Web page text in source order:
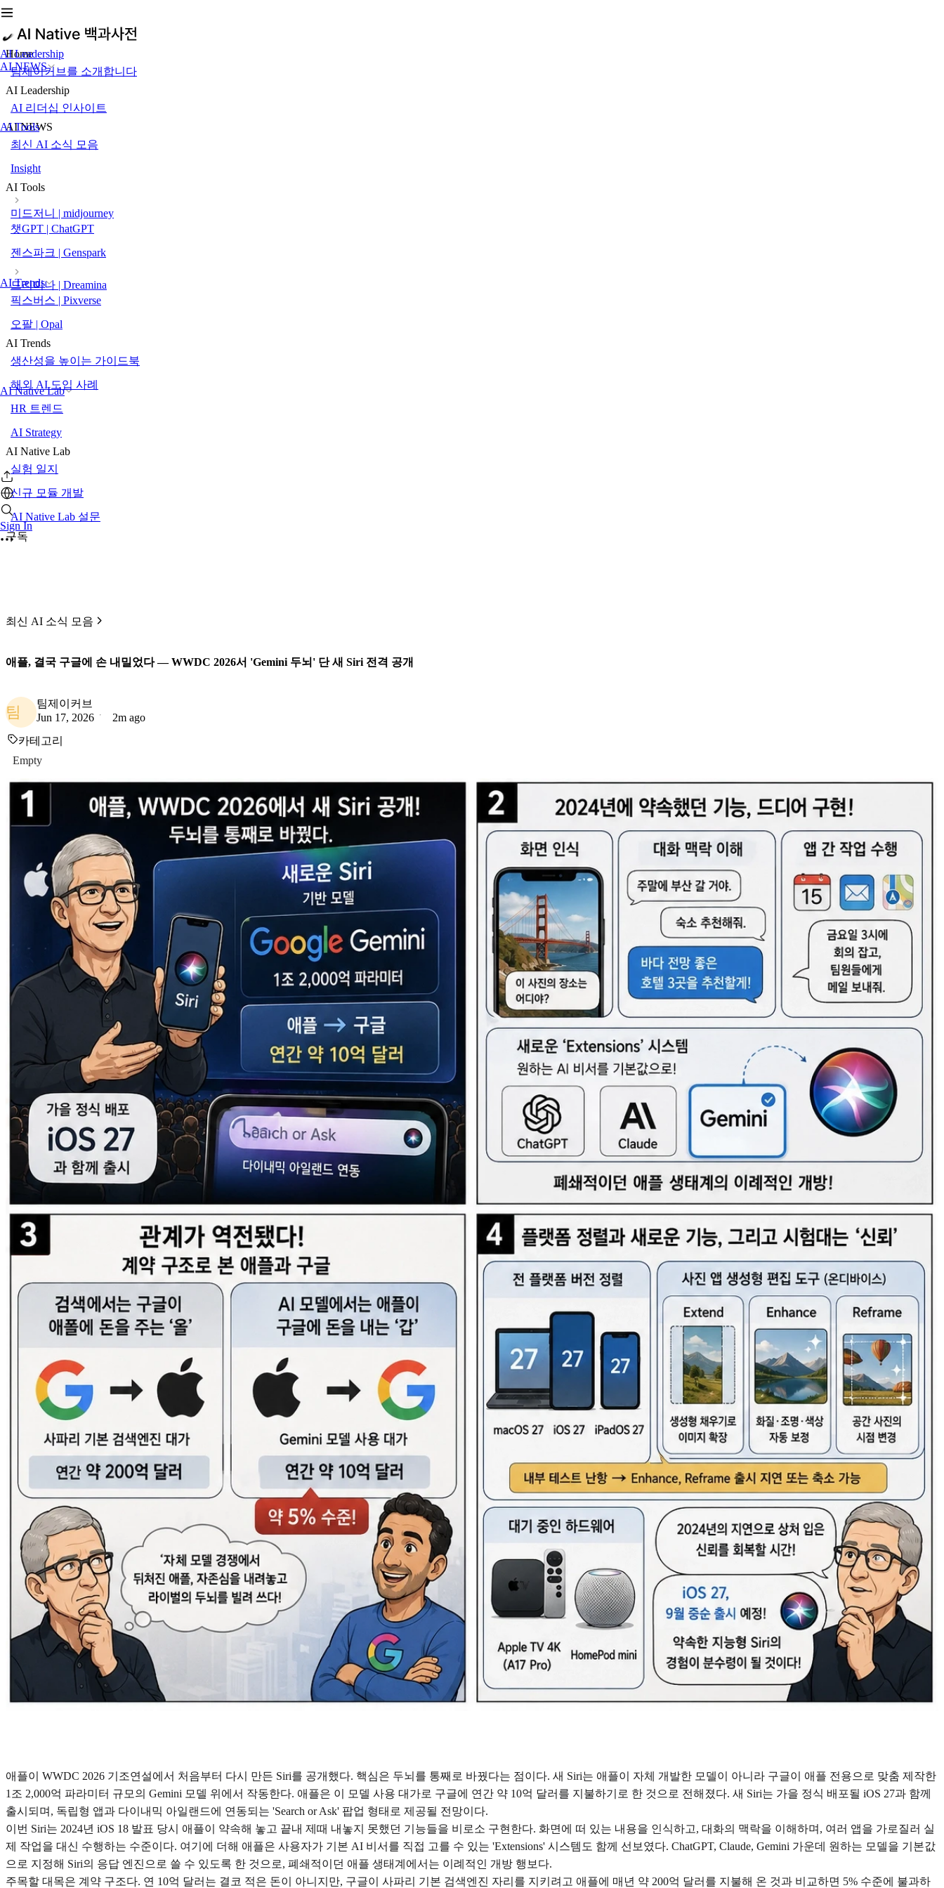
AI Leadership
AI NEWS
AI Tools
AI Trends
AI Native Lab
Sign In
Home
팀제이커브를 소개합니다
AI Leadership
AI 리더십 인사이트
AI NEWS
최신 AI 소식 모음
Insight
AI Tools
미드저니 | midjourney
챗GPT | ChatGPT
젠스파크 | Genspark
드리미나 | Dreamina
픽스버스 | Pixverse
오팔 | Opal
AI Trends
생산성을 높이는 가이드북
해외 AI 도입 사례
HR 트렌드
AI Strategy
AI Native Lab
실험 일지
신규 모듈 개발
AI Native Lab 설문
구독
최신 AI 소식 모음
애플, 결국 구글에 손 내밀었다 — WWDC 2026서 'Gemini 두뇌' 단 새 Siri 전격 공개
팀
팀제이커브
Jun 17, 2026
2m ago
카테고리
Empty
애플이 WWDC 2026 기조연설에서 처음부터 다시 만든 Siri를 공개했다. 핵심은 두뇌를 통째로 바꿨다는 점이다. 새 Siri는 애플이 자체 개발한 모델이 아니라 구글이 애플 전용으로 맞춤 제작한
1조 2,000억 파라미터 규모의 Gemini 모델 위에서 작동한다. 애플은 이 모델 사용 대가로 구글에 연간 약 10억 달러를 지불하기로 한 것으로 전해졌다. 새 Siri는 가을 정식 배포될 iOS 27과 함께
출시되며, 독립형 앱과 다이내믹 아일랜드에 연동되는 'Search or Ask' 팝업 형태로 제공될 전망이다.
이번 Siri는 2024년 iOS 18 발표 당시 애플이 약속해 놓고 끝내 제때 내놓지 못했던 기능들을 비로소 구현한다. 화면에 떠 있는 내용을 인식하고, 대화의 맥락을 이해하며, 여러 앱을 가로질러 실
제 작업을 대신 수행하는 수준이다. 여기에 더해 애플은 사용자가 기본 AI 비서를 직접 고를 수 있는 'Extensions' 시스템도 함께 선보였다. ChatGPT, Claude, Gemini 가운데 원하는 모델을 기본값
으로 지정해 Siri의 응답 엔진으로 쓸 수 있도록 한 것으로, 폐쇄적이던 애플 생태계에서는 이례적인 개방 행보다.
주목할 대목은 계약 구조다. 연 10억 달러는 결코 적은 돈이 아니지만, 구글이 사파리 기본 검색엔진 자리를 지키려고 애플에 매년 약 200억 달러를 지불해 온 것과 비교하면 5% 수준에 불과하